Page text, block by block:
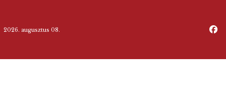
2026. augusztus 08.